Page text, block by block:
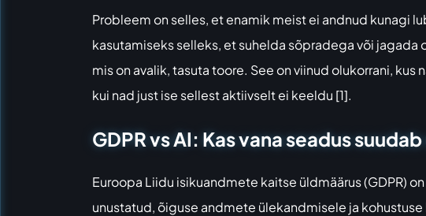
Probleem on selles, et enamik meist ei andnud kunagi
kasutamiseks selleks, et suhelda sõpradega või
mis on avalik, tasuta toore. See on viinud olukorrani,
kui nad just ise sellest aktiivselt ei keeldu [1].
GDPR vs AI: Kas vana seadus
Euroopa Liidu isikuandmete kaitse üldmäärus (GDPR)
unustatud, õiguse andmete ülekandmisele ja